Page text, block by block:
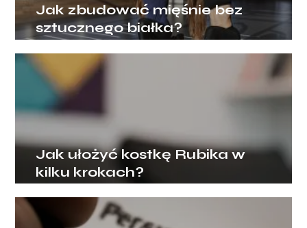
Jak zbudować mięśnie bez
sztucznego białka?
Jak ułożyć kostkę Rubika w
kilku krokach?